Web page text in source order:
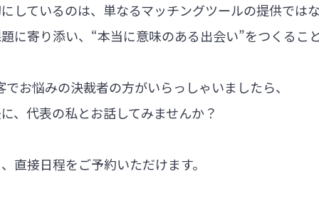
しているのは、単なるマッチングツールの提供では
に寄り添い、“本当に意味のある出会い”をつくるこ
お悩みの決裁者の方がいらっしゃいましたら、
、代表の私とお話してみませんか？
直接日程をご予約いただけます。